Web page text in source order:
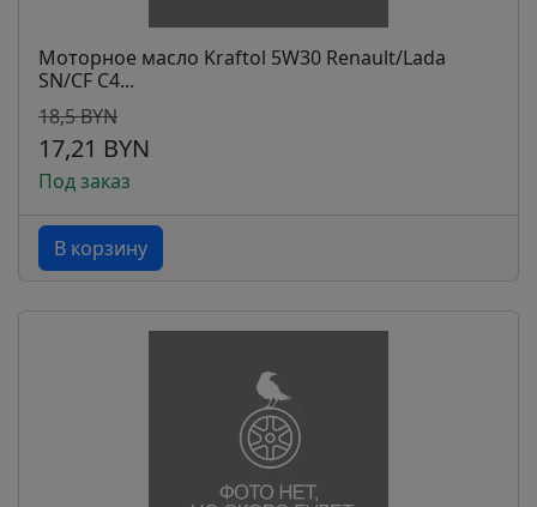
Моторное масло Kraftol 5W30 Renault/Lada
SN/CF C4...
18,5 BYN
17,21 BYN
Под заказ
В корзину